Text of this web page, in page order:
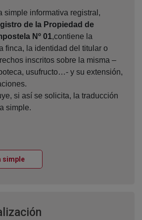
simple informativa registral,
de la Propiedad de
Nº 01,contiene la
finca, la identidad del titular o
inscritos sobre la misma –
usufructo…- y su extensión,
si así se solicita, la traducción
simple.
simpleVentana nueva